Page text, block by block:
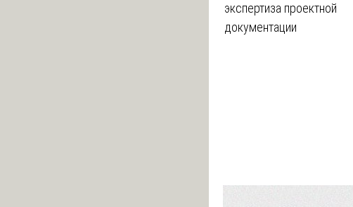
экспертиза проектной
документации